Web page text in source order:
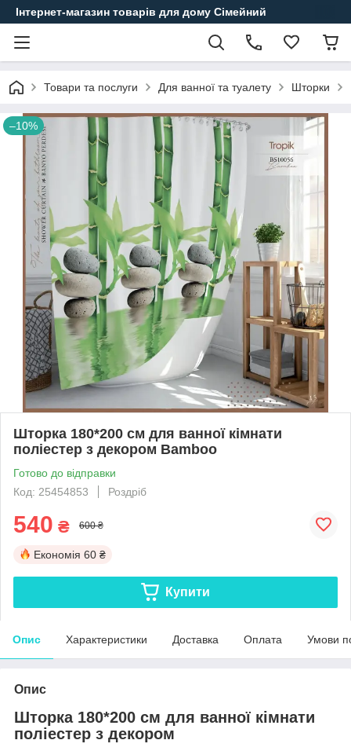
Інтернет-магазин товарів для дому Сімейний
Товари та послуги Для ванної та туалету Шторки
–10%
Шторка 180*200 см для ванної кімнати
поліестер з декором Bamboo
Готово до відправки
Код: 25454853
Роздріб
540 ₴ 600 ₴
Економія 60 ₴
Купити
Опис Характеристики Доставка Оплата Умови
Опис
Шторка 180*200 см для ванної кімнати
поліестер з декором